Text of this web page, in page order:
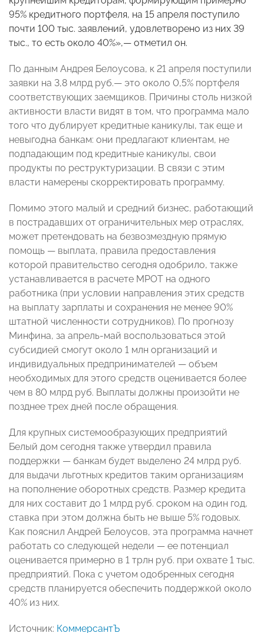
95% кредитного портфеля, на 15 апреля поступило
почти 100 тыс. заявлений, удовлетворено из них 39
тыс., то есть около 40%»,— отметил он.
По данным Андрея Белоусова, к 21 апреля поступили
заявки на 3,8 млрд руб.— это около 0,5% портфеля
соответствующих заемщиков. Причины столь низкой
активности власти видят в том, что программа мало
того что дублирует кредитные каникулы, так еще и
невыгодна банкам: они предлагают клиентам, не
подпадающим под кредитные каникулы, свои
продукты по реструктуризации. В связи с этим
власти намерены скорректировать программу.
Помимо этого малый и средний бизнес, работающий
в пострадавших от ограничительных мер отраслях,
может претендовать на безвозмездную прямую
помощь — выплата, правила предоставления
которой правительство сегодня одобрило, также
устанавливается в расчете МРОТ на одного
работника (при условии направления этих средств
на выплату зарплаты и сохранения не менее 90%
штатной численности сотрудников). По прогнозу
Минфина, за апрель-май воспользоваться этой
субсидией смогут около 1 млн организаций и
индивидуальных предпринимателей — объем
необходимых для этого средств оценивается более
чем в 80 млрд руб. Выплаты должны произойти не
позднее трех дней после обращения.
Для крупных системообразующих предприятий
Белый дом сегодня также утвердил правила
поддержки — банкам будет выделено 24 млрд руб.
для выдачи льготных кредитов таким организациям
на пополнение оборотных средств. Размер кредита
для них составит до 1 млрд руб. сроком на один год,
ставка при этом должна быть не выше 5% годовых.
Как пояснил Андрей Белоусов, эта программа начнет
работать со следующей недели — ее потенциал
оценивается примерно в 1 трлн руб. при охвате 1 тыс.
предприятий. Пока с учетом одобренных сегодня
средств планируется обеспечить поддержкой около
40% из них.
Источник: КоммерсантЪ